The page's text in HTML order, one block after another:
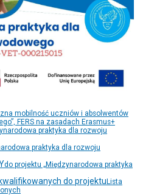
mobilność uczniów i absolwentów
FERS na zasadach Erasmus+
praktyka dla rozwoju
praktyka dla rozwoju
do projektu „Międzynarodowa praktyka
do projektu Lista